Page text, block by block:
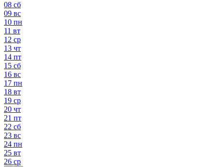
08 сб
09 вс
10 пн
11 вт
12 ср
13 чт
14 пт
15 сб
16 вс
17 пн
18 вт
19 ср
20 чт
21 пт
22 сб
23 вс
24 пн
25 вт
26 ср